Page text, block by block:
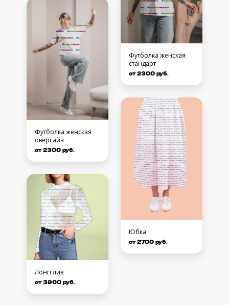
Футболка женская
оверсайз
от 2300 руб.
Лонгслив
от 3900 руб.
Футболка женская
стандарт
от 2300 руб.
Юбка
от 2700 руб.